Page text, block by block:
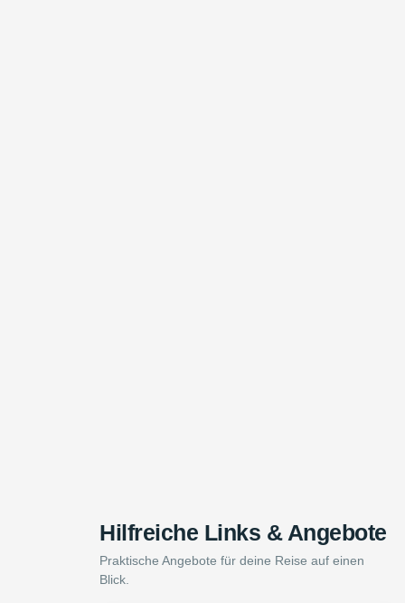
Hilfreiche Links & Angebote
Praktische Angebote für deine Reise auf einen
Blick.